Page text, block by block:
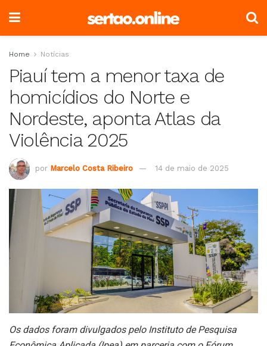
Home Notícias
Piauí tem a menor taxa de
homicídios do Norte e
Nordeste, aponta Atlas da
Violência 2025
por Marcelo Costa Ribeiro 14 de maio de 2025
Os dados foram divulgados pelo Instituto de Pesquisa